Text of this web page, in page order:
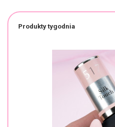
Produkty tygodnia